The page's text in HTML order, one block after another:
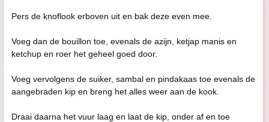
Pers de knoflook erboven uit en bak deze even mee.
Voeg dan de bouillon toe, evenals de azijn, ketjap manis en
ketchup en roer het geheel goed door.
Voeg vervolgens de suiker, sambal en pindakaas toe evenals de
aangebraden kip en breng het alles weer aan de kook.
Draai daarna het vuur laag en laat de kip, onder af en toe